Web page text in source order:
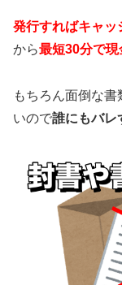
発行すればキャッ
から最短30分で
もちろん面倒な
いので誰にもバレ